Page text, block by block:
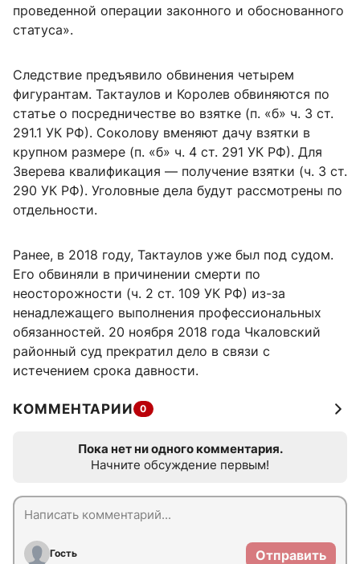
проведенной операции законного и обоснованного
статуса».
Следствие предъявило обвинения четырем
фигурантам. Тактаулов и Королев обвиняются по
статье о посредничестве во взятке (п. «б» ч. 3 ст.
291.1 УК РФ). Соколову вменяют дачу взятки в
крупном размере (п. «б» ч. 4 ст. 291 УК РФ). Для
Зверева квалификация — получение взятки (ч. 3 ст.
290 УК РФ). Уголовные дела будут рассмотрены по
отдельности.
Ранее, в 2018 году, Тактаулов уже был под судом.
Его обвиняли в причинении смерти по
неосторожности (ч. 2 ст. 109 УК РФ) из-за
ненадлежащего выполнения профессиональных
обязанностей. 20 ноября 2018 года Чкаловский
районный суд прекратил дело в связи с
истечением срока давности.
КОММЕНТАРИИ 0
Пока нет ни одного комментария.
Начните обсуждение первым!
Гость Отправить